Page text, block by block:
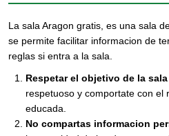
La sala Aragon gratis, es una sala
se permite facilitar informacion de
reglas si entra a la sala.
Respetar el objetivo de la
respetuoso y comportate con el
educada.
No compartas informacion